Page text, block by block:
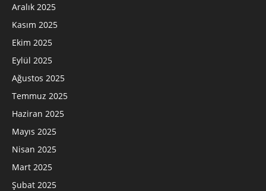
Aralık 2025
Kasım 2025
Ekim 2025
Eylül 2025
Ağustos 2025
Temmuz 2025
Haziran 2025
Mayıs 2025
Nisan 2025
Mart 2025
Şubat 2025